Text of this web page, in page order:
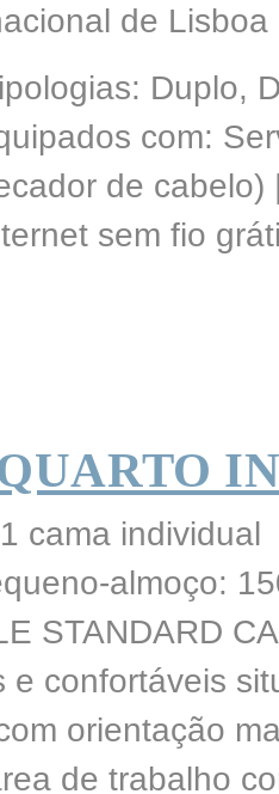
de Lisboa
Duplo,
com:
de
sem fio
QUARTO
cama individual
almoço:
STANDARD
e confortáveis
orientação
de trabalho